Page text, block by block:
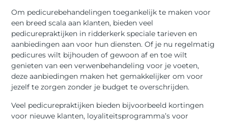
Om pedicurebehandelingen toegankelijk te maken voor
een breed scala aan klanten, bieden veel
pedicurepraktijken in ridderkerk speciale tarieven en
aanbiedingen aan voor hun diensten. Of je nu regelmatig
pedicures wilt bijhouden of gewoon af en toe wilt
genieten van een verwenbehandeling voor je voeten,
deze aanbiedingen maken het gemakkelijker om voor
jezelf te zorgen zonder je budget te overschrijden.
Veel pedicurepraktijken bieden bijvoorbeeld kortingen
voor nieuwe klanten, loyaliteitsprogramma’s voor